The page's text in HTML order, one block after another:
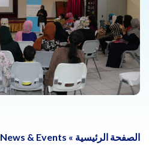
الصفحة الرئيسية »
News & Events